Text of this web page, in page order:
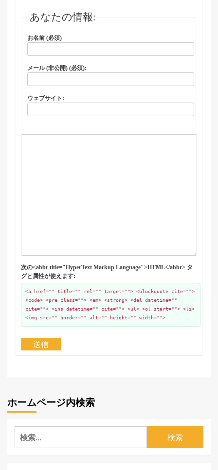
あなたの情報:
お名前 (必須)
メール (非公開) (必須):
ウェブサイト:
次の<abbr title="HyperText Markup Language">HTML</abbr> タ
グと属性が使えます:
<a href="" title="" rel="" target=""> <blockquote cite="">
<code> <pre class=""> <em> <strong> <del datetime=""
cite=""> <ins datetime="" cite=""> <ul> <ol start=""> <li>
<img src="" border="" alt="" height="" width="">
送信
ホームページ内検索
検
索: